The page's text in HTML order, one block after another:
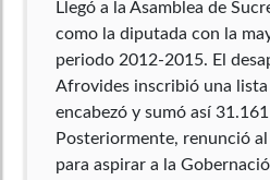
Llegó a la Asamblea de
como la diputada con la
periodo 2012-2015. El
Afrovides inscribió una lista
encabezó y sumó así
Posteriormente, renunció
para aspirar a la